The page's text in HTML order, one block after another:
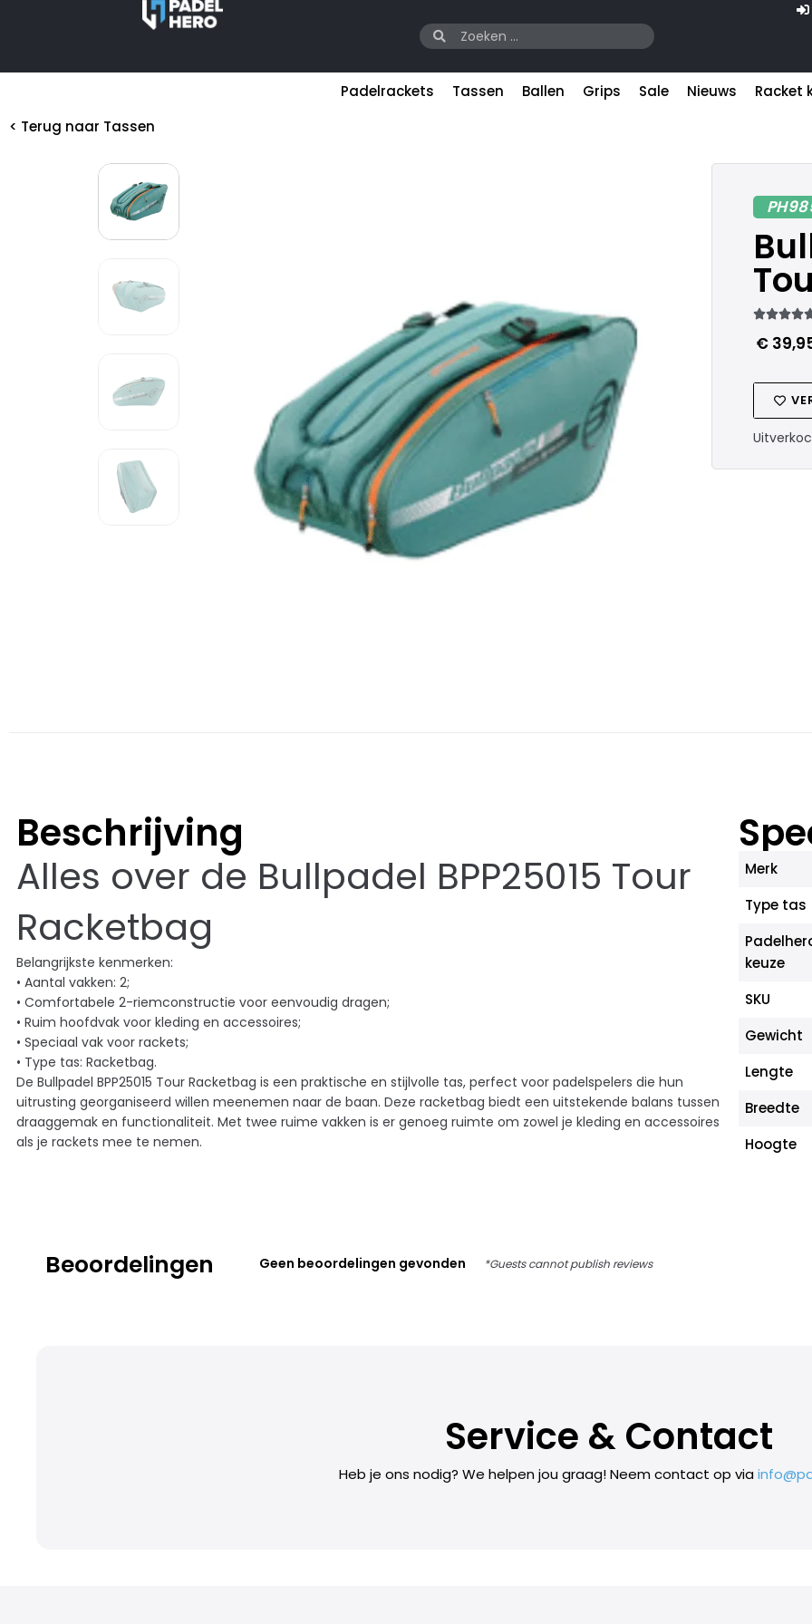
Padelrackets Tassen Ballen Grips Sale Nieuws
Racket
< Terug naar Tassen

€
Beschrijving
Alles over de Bullpadel BPP25015 Tour
Racketbag
Belangrijkste kenmerken:
• Aantal vakken: 2;
• Comfortabele 2-riemconstructie voor eenvoudig dragen;
• Ruim hoofdvak voor kleding en accessoires;
• Speciaal vak voor rackets;
• Type tas: Racketbag.
De Bullpadel BPP25015 Tour Racketbag is een praktische en stijlvolle tas, perfect voor padelspelers die hun
uitrusting georganiseerd willen meenemen naar de baan. Deze racketbag biedt een uitstekende balans tussen
draaggemak en functionaliteit. Met twee ruime vakken is er genoeg ruimte om zowel je kleding en accessoires
als je rackets mee te nemen.
Merk
Type tas
keuze
SKU
Gewicht
Lengte
Breedte
Hoogte
Beoordelingen Geen beoordelingen gevonden *Guests cannot publish reviews
Service & Contact
Heb je ons nodig? We helpen jou graag! Neem contact op via